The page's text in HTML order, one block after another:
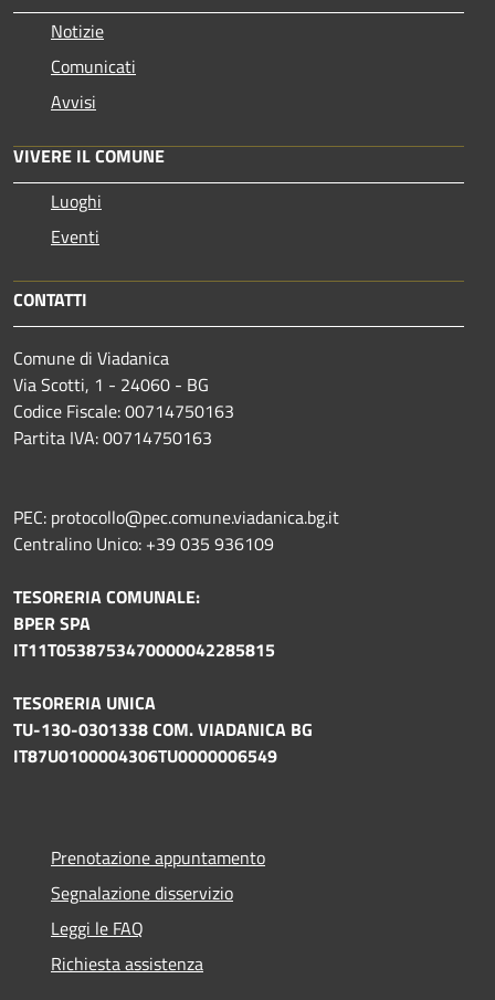
Notizie
Comunicati
Avvisi
VIVERE IL COMUNE
Luoghi
Eventi
CONTATTI
Comune di Viadanica
Via Scotti, 1 - 24060 - BG
Codice Fiscale: 00714750163
Partita IVA: 00714750163
PEC: protocollo@pec.comune.viadanica.bg.it
Centralino Unico: +39 035 936109
TESORERIA COMUNALE:
BPER SPA
IT11T0538753470000042285815
TESORERIA UNICA
TU-130-0301338 COM. VIADANICA BG
IT87U0100004306TU0000006549
Prenotazione appuntamento
Segnalazione disservizio
Leggi le FAQ
Richiesta assistenza